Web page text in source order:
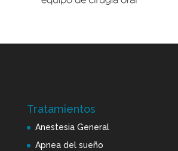
Tratamientos
Anestesia General
Apnea del sueño